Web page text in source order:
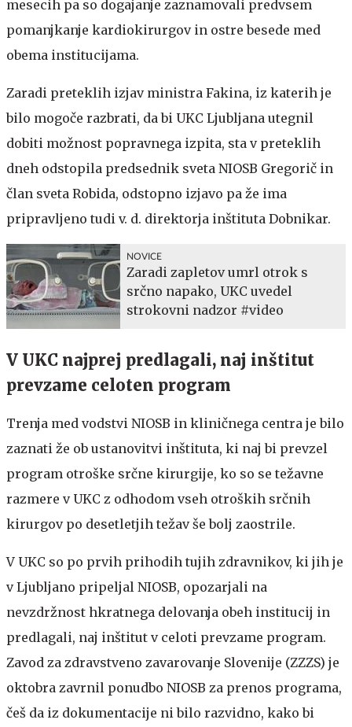
mesecih pa so dogajanje zaznamovali predvsem
pomanjkanje kardiokirurgov in ostre besede med
obema institucijama.
Zaradi preteklih izjav ministra Fakina, iz katerih je
bilo mogoče razbrati, da bi UKC Ljubljana utegnil
dobiti možnost popravnega izpita, sta v preteklih
dneh odstopila predsednik sveta NIOSB Gregorič in
član sveta Robida, odstopno izjavo pa že ima
pripravljeno tudi v. d. direktorja inštituta Dobnikar.
NOVICE
Zaradi zapletov umrl otrok s
srčno napako, UKC uvedel
strokovni nadzor #video
V UKC najprej predlagali, naj inštitut
prevzame celoten program
Trenja med vodstvi NIOSB in kliničnega centra je bilo
zaznati že ob ustanovitvi inštituta, ki naj bi prevzel
program otroške srčne kirurgije, ko so se težavne
razmere v UKC z odhodom vseh otroških srčnih
kirurgov po desetletjih težav še bolj zaostrile.
V UKC so po prvih prihodih tujih zdravnikov, ki jih je
v Ljubljano pripeljal NIOSB, opozarjali na
nevzdržnost hkratnega delovanja obeh institucij in
predlagali, naj inštitut v celoti prevzame program.
Zavod za zdravstveno zavarovanje Slovenije (ZZZS) je
oktobra zavrnil ponudbo NIOSB za prenos programa,
češ da iz dokumentacije ni bilo razvidno, kako bi